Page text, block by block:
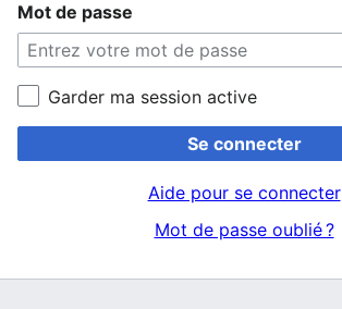
Mot de passe
Garder ma session active
Se connecter
Aide pour se connecter
Mot de passe oublié ?